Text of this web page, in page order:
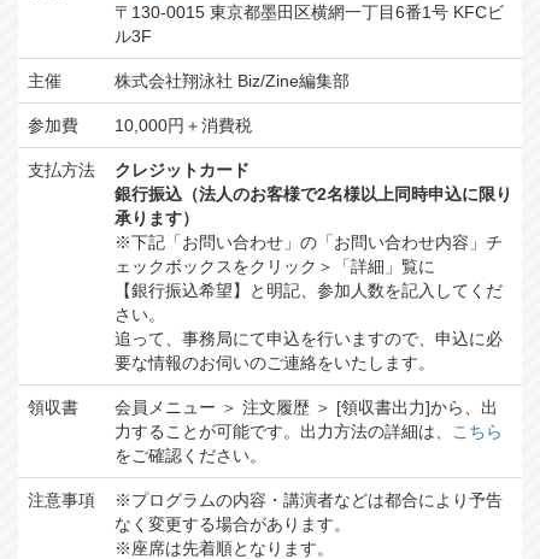
〒130-0015 東京都墨田区横網一丁目6番1号 KFCビ
ル3F
主催 株式会社翔泳社 Biz/Zine編集部
参加費 10,000円＋消費税
支払方法
クレジットカード
銀行振込（法人のお客様で2名様以上同時申込に限り
承ります）
※下記「お問い合わせ」の「お問い合わせ内容」チ
ェックボックスをクリック＞「詳細」覧に
【銀行振込希望】と明記、参加人数を記入してくだ
さい。
追って、事務局にて申込を行いますので、申込に必
要な情報のお伺いのご連絡をいたします。
領収書
会員メニュー ＞ 注文履歴 ＞ [領収書出力]から、出
力することが可能です。出力方法の詳細は、
こちら
をご確認ください。
注意事項
※プログラムの内容・講演者などは都合により予告
なく変更する場合があります。
※座席は先着順となります。